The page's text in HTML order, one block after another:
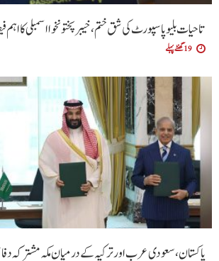
تاحیات بلیو پاسپورٹ کی شق ختم، خیبر پختونخوا اسمبلی کا اہم
19 گھنٹے پہلے
پاکستان، سعودی عرب اور ترکیہ کے درمیان مکہ مشترکہ